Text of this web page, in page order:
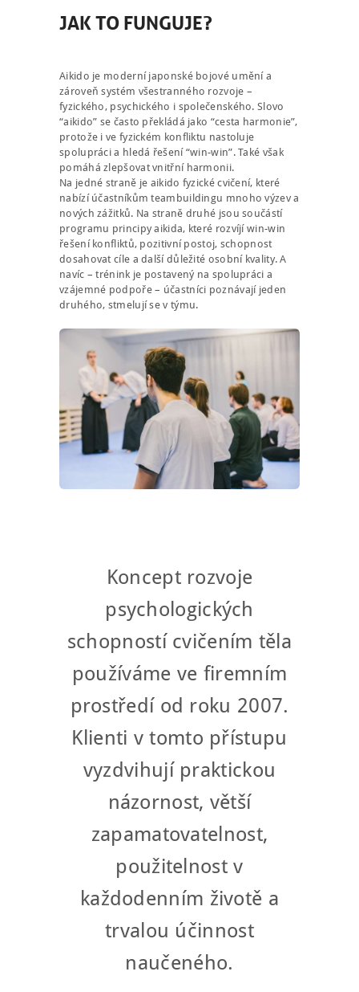
JAK TO FUNGUJE?
Aikido je moderní japonské bojové umění a
zároveň systém všestranného rozvoje –
fyzického, psychického i společenského. Slovo
“aikido” se často překládá jako “cesta harmonie”,
protože i ve fyzickém konfliktu nastoluje
spolupráci a hledá řešení “win-win”. Také však
pomáhá zlepšovat vnitřní harmonii.
Na jedné straně je aikido fyzické cvičení, které
nabízí účastníkům teambuildingu mnoho výzev a
nových zážitků. Na straně druhé jsou součástí
programu principy aikida, které rozvíjí win-win
řešení konfliktů, pozitivní postoj, schopnost
dosahovat cíle a další důležité osobní kvality. A
navíc – trénink je postavený na spolupráci a
vzájemné podpoře – účastníci poznávají jeden
druhého, stmelují se v týmu.
Koncept rozvoje
psychologických
schopností cvičením těla
používáme ve firemním
prostředí od roku 2007.
Klienti v tomto přístupu
vyzdvihují praktickou
názornost, větší
zapamatovatelnost,
použitelnost v
každodenním životě a
trvalou účinnost
naučeného.